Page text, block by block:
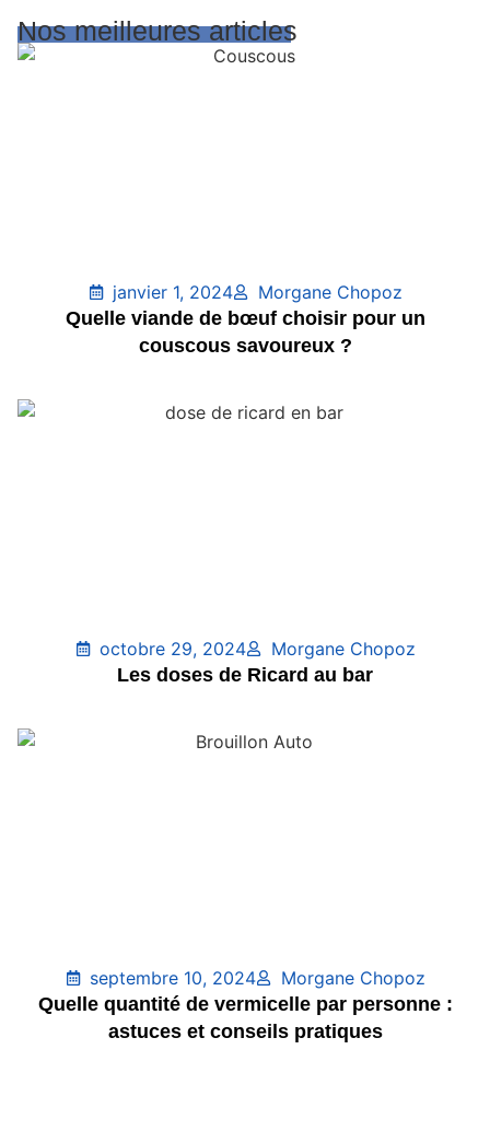
Nos meilleures articles
janvier 1, 2024
Morgane Chopoz
Quelle viande de bœuf choisir pour un
couscous savoureux ?
octobre 29, 2024
Morgane Chopoz
Les doses de Ricard au bar
septembre 10, 2024
Morgane Chopoz
Quelle quantité de vermicelle par personne :
astuces et conseils pratiques